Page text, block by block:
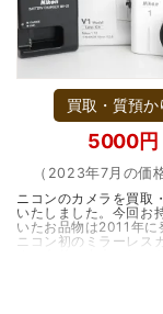
買取・質預か
5000円
（2023年7月の価
ニコンのカメラを買取
いたしました。今回お
いたお品物は2011年に
ニコン初のミラーレス